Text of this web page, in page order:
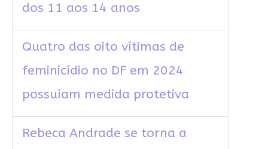
dos 11 aos 14 anos
Quatro das oito vítimas de
feminicídio no DF em 2024
possuíam medida protetiva
Rebeca Andrade se torna a